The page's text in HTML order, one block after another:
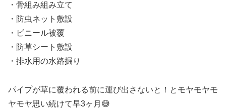
・骨組み組み立て
・防虫ネット敷設
・ビニール被覆
・防草シート敷設
・排水用の水路掘り
パイプが草に覆われる前に運び出さないと！とモヤモヤモ
ヤモヤ思い続けて早3ヶ月😅